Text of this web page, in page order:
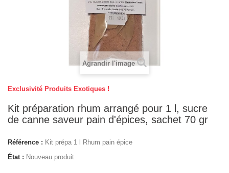
Agrandir l'image
Exclusivité Produits Exotiques !
Kit préparation rhum arrangé pour 1 l, sucre
de canne saveur pain d'épices, sachet 70 gr
Référence : Kit prépa 1 l Rhum pain épice
État : Nouveau produit